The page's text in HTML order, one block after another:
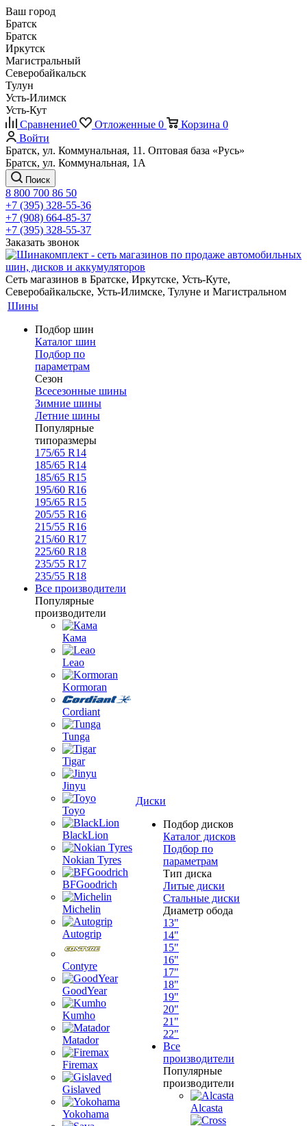
Ваш город
Братск
Братск
Иркутск
Магистральный
Северобайкальск
Тулун
Усть-Илимск
Усть-Кут
Сравнение0 Отложенные 0 Корзина 0
Войти
Братск, ул. Коммунальная, 11. Оптовая база «Русь»
Братск, ул. Коммунальная, 1А
Поиск
8 800 700 86 50
+7 (395) 328-55-36
+7 (908) 664-85-37
+7 (395) 328-55-37
Заказать звонок
Сеть магазинов в Братске, Иркутске, Усть-Куте,
Северобайкальске, Усть-Илимске, Тулуне и Магистральном
Шины
Подбор шин
Каталог шин
Подбор по
параметрам
Сезон
Всесезонные шины
Зимние шины
Летние шины
Популярные
типоразмеры
175/65 R14
185/65 R14
185/65 R15
195/60 R16
195/65 R15
205/55 R16
215/55 R16
215/60 R17
225/60 R18
235/55 R17
235/55 R18
Все производители
Популярные
производители
Кама
Leao
Kormoran
Cordiant
Tunga
Tigar
Jinyu
Toyo
BlackLion
Nokian Tyres
BFGoodrich
Michelin
Autogrip
Contyre
GoodYear
Kumho
Matador
Firemax
Gislaved
Yokohama
Диски
Подбор дисков
Каталог дисков
Подбор по
параметрам
Тип диска
Литые диски
Стальные диски
Диаметр обода
13"
14"
15"
16"
17"
18"
19"
20"
21"
22"
Все
производители
Популярные
производители
Alcasta